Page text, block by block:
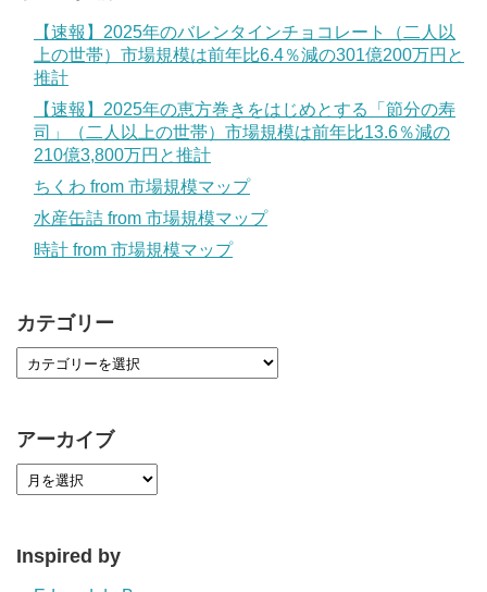
【速報】2025年のバレンタインチョコレート（二人以
上の世帯）市場規模は前年比6.4％減の301億200万円と
推計
【速報】2025年の恵方巻きをはじめとする「節分の寿
司」（二人以上の世帯）市場規模は前年比13.6％減の
210億3,800万円と推計
ちくわ from 市場規模マップ
水産缶詰 from 市場規模マップ
時計 from 市場規模マップ
カテゴリー
アーカイブ
Inspired by